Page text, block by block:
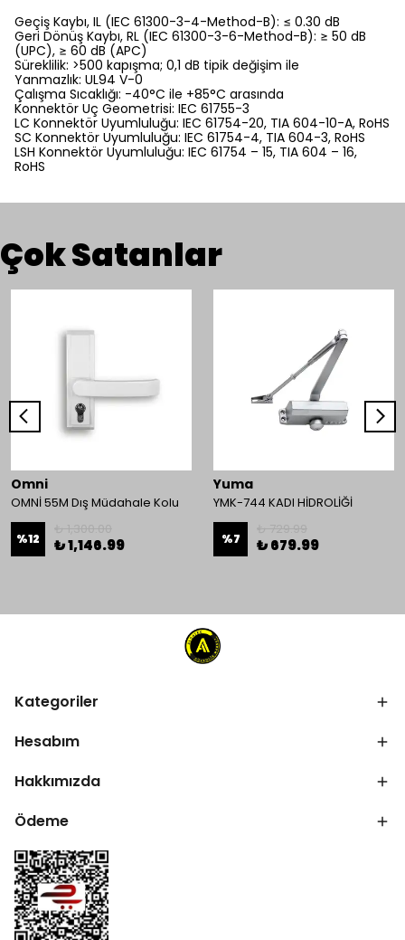
Geçiş Kaybı, IL (IEC 61300-3-4-Method-B): ≤ 0.30 dB
Geri Dönüş Kaybı, RL (IEC 61300-3-6-Method-B): ≥ 50 dB
(UPC), ≥ 60 dB (APC)
Süreklilik: >500 kapışma; 0,1 dB tipik değişim ile
Yanmazlık: UL94 V-0
Çalışma Sıcaklığı: -40°C ile +85°C arasında
Konnektör Uç Geometrisi: IEC 61755-3
LC Konnektör Uyumluluğu: IEC 61754-20, TIA 604-10-A, RoHS
SC Konnektör Uyumluluğu: IEC 61754-4, TIA 604-3, RoHS
LSH Konnektör Uyumluluğu: IEC 61754 – 15, TIA 604 – 16,
RoHS
Çok Satanlar
Omni
OMNİ 55M Dış Müdahale Kolu
%12 ₺ 1,146.99
Yuma
YMK-744 KADI HİDROLİĞİ
%7 ₺ 679.99
Kategoriler
Hesabım
Hakkımızda
Ödeme